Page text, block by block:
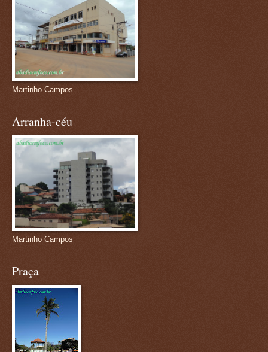
Martinho Campos
Arranha-céu
Martinho Campos
Praça